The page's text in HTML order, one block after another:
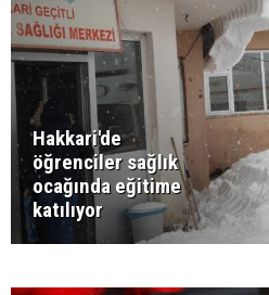
Hakkari'de
öğrenciler sağlık
ocağında eğitime
katılıyor